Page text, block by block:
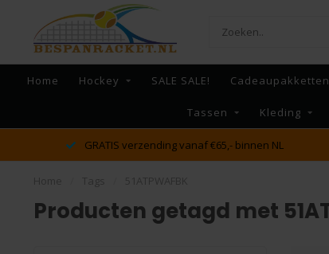
Home Hockey SALE SALE! Cadeaupakketten
Tassen Kleding
GRATIS verzending vanaf €65,- binnen NL
Producten getagd met